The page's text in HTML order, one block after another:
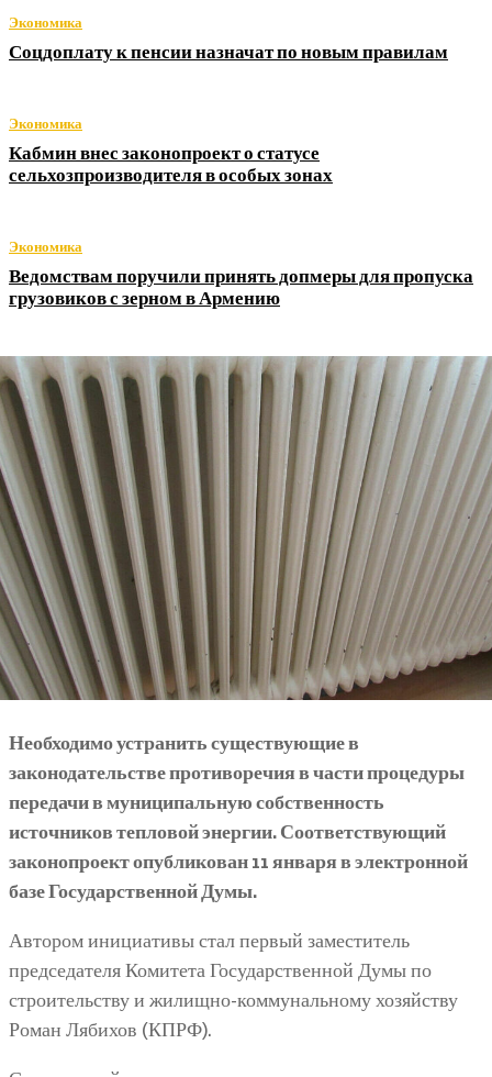
Экономика
Соцдоплату к пенсии назначат по новым правилам
Экономика
Кабмин внес законопроект о статусе
сельхозпроизводителя в особых зонах
Экономика
Ведомствам поручили принять допмеры для пропуска
грузовиков с зерном в Армению
Необходимо устранить существующие в
законодательстве противоречия в части процедуры
передачи в муниципальную собственность
источников тепловой энергии. Соответствующий
законопроект опубликован 11 января в электронной
базе Государственной Думы.
Автором инициативы стал первый заместитель
председателя Комитета Государственной Думы по
строительству и жилищно-коммунальному хозяйству
Роман Лябихов (КПРФ).